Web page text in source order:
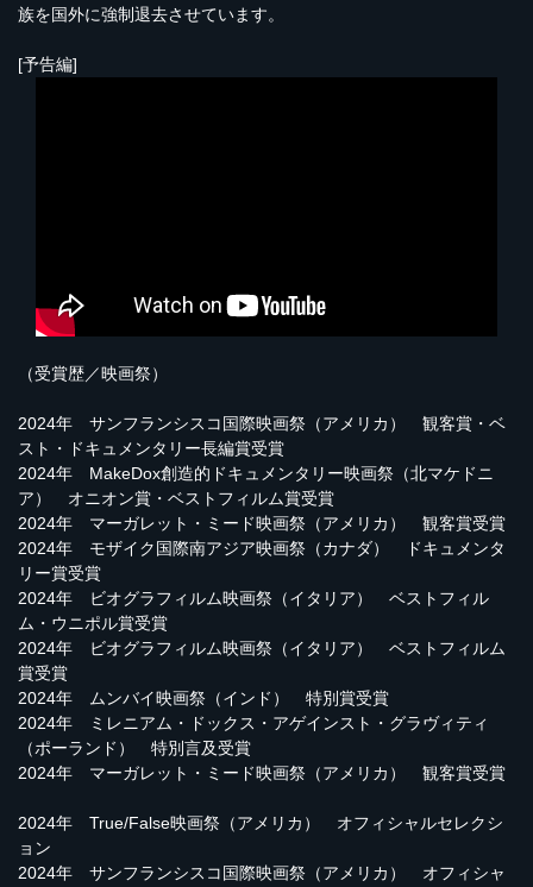
族を国外に強制退去させています。
[予告編]
（受賞歴／映画祭）
2024年 サンフランシスコ国際映画祭（アメリカ） 観客賞・ベ
スト・ドキュメンタリー長編賞受賞
2024年 MakeDox創造的ドキュメンタリー映画祭（北マケドニ
ア） オニオン賞・ベストフィルム賞受賞
2024年 マーガレット・ミード映画祭（アメリカ） 観客賞受賞
2024年 モザイク国際南アジア映画祭（カナダ） ドキュメンタ
リー賞受賞
2024年 ビオグラフィルム映画祭（イタリア） ベストフィル
ム・ウニポル賞受賞
2024年 ビオグラフィルム映画祭（イタリア） ベストフィルム
賞受賞
2024年 ムンバイ映画祭（インド） 特別賞受賞
2024年 ミレニアム・ドックス・アゲインスト・グラヴィティ
（ポーランド） 特別言及受賞
2024年 マーガレット・ミード映画祭（アメリカ） 観客賞受賞
2024年 True/False映画祭（アメリカ） オフィシャルセレクシ
ョン
2024年 サンフランシスコ国際映画祭（アメリカ） オフィシャ